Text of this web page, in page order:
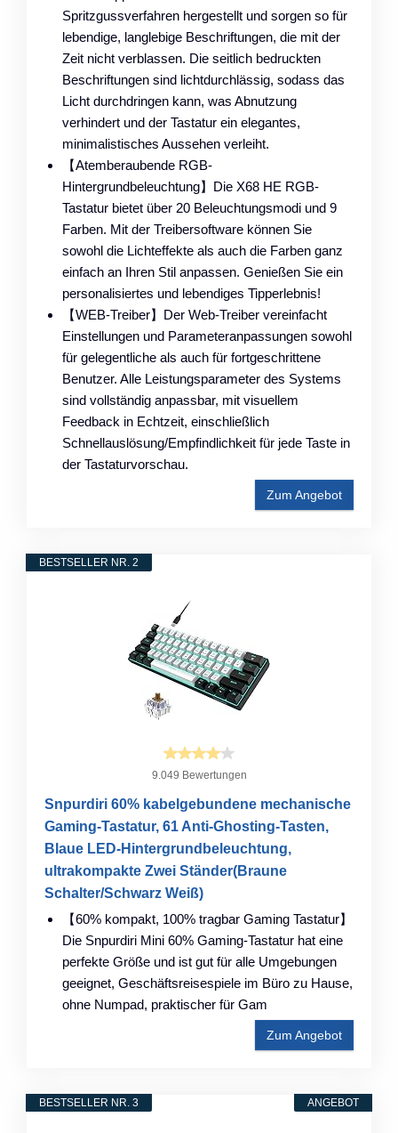
Spritzgussverfahren hergestellt und sorgen so für
lebendige, langlebige Beschriftungen, die mit der
Zeit nicht verblassen. Die seitlich bedruckten
Beschriftungen sind lichtdurchlässig, sodass das
Licht durchdringen kann, was Abnutzung
verhindert und der Tastatur ein elegantes,
minimalistisches Aussehen verleiht.
【Atemberaubende RGB-
Hintergrundbeleuchtung】Die X68 HE RGB-
Tastatur bietet über 20 Beleuchtungsmodi und 9
Farben. Mit der Treibersoftware können Sie
sowohl die Lichteffekte als auch die Farben ganz
einfach an Ihren Stil anpassen. Genießen Sie ein
personalisiertes und lebendiges Tipperlebnis!
【WEB-Treiber】Der Web-Treiber vereinfacht
Einstellungen und Parameteranpassungen sowohl
für gelegentliche als auch für fortgeschrittene
Benutzer. Alle Leistungsparameter des Systems
sind vollständig anpassbar, mit visuellem
Feedback in Echtzeit, einschließlich
Schnellauslösung/Empfindlichkeit für jede Taste in
der Tastaturvorschau.
Zum Angebot
BESTSELLER NR. 2
9.049 Bewertungen
Snpurdiri 60% kabelgebundene mechanische
Gaming-Tastatur, 61 Anti-Ghosting-Tasten,
Blaue LED-Hintergrundbeleuchtung,
ultrakompakte Zwei Ständer(Braune
Schalter/Schwarz Weiß)
【60% kompakt, 100% tragbar Gaming Tastatur】
Die Snpurdiri Mini 60% Gaming-Tastatur hat eine
perfekte Größe und ist gut für alle Umgebungen
geeignet, Geschäftsreisespiele im Büro zu Hause,
ohne Numpad, praktischer für Gam
Zum Angebot
ANGEBOT
BESTSELLER NR. 3